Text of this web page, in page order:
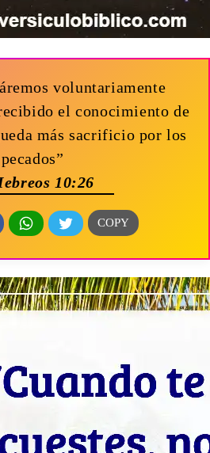
voluntariamente
el conocimiento de
más sacrificio por los
pecados”
10:26